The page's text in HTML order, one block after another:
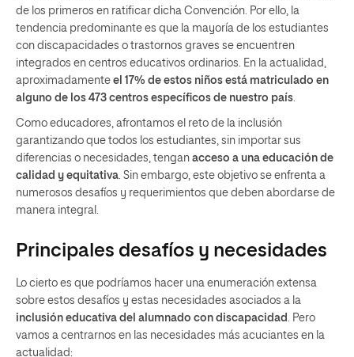
de los primeros en ratificar dicha Convención. Por ello, la
tendencia predominante es que la mayoría de los estudiantes
con discapacidades o trastornos graves se encuentren
integrados en centros educativos ordinarios. En la actualidad,
aproximadamente el 17% de estos niños está matriculado en
alguno de los 473 centros específicos de nuestro país
Como educadores, afrontamos el reto de la inclusión
garantizando que todos los estudiantes, sin importar sus
diferencias o necesidades, tengan acceso a una educación de
calidad y equitativa . Sin embargo, este objetivo se enfrenta a
numerosos desafíos y requerimientos que deben abordarse de
manera integral.
Principales desafíos y necesidades
Lo cierto es que podríamos hacer una enumeración extensa
sobre estos desafíos y estas necesidades asociados a la
inclusión educativa del alumnado con discapacidad
. Pero
vamos a centrarnos en las necesidades más acuciantes en la
actualidad: